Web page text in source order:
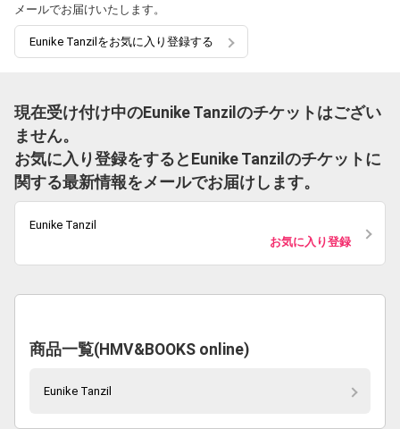
メールでお届けいたします。
Eunike Tanzilをお気に入り登録する
現在受け付け中のEunike Tanzilのチケットはござい
ません。
お気に入り登録をするとEunike Tanzilのチケットに
関する最新情報をメールでお届けします。
Eunike Tanzil
お気に入り登録
商品一覧(HMV&BOOKS online)
Eunike Tanzil